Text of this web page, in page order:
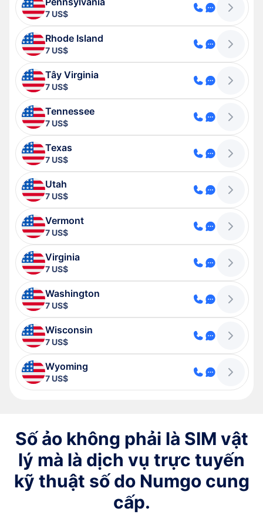
7 US$
Rhode Island
7 US$
Tây Virginia
7 US$
Tennessee
7 US$
Texas
7 US$
Utah
7 US$
Vermont
7 US$
Virginia
7 US$
Washington
7 US$
Wisconsin
7 US$
Wyoming
7 US$
Số ảo không phải là SIM vật
lý mà là dịch vụ trực tuyến
kỹ thuật số do Numgo cung
cấp.